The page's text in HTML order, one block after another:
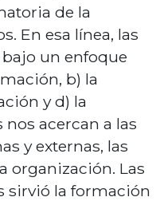
de la
En esa línea, las
un enfoque
b) la
y d) la
acercan a las
y externas, las
organización. Las
sirvió la formación